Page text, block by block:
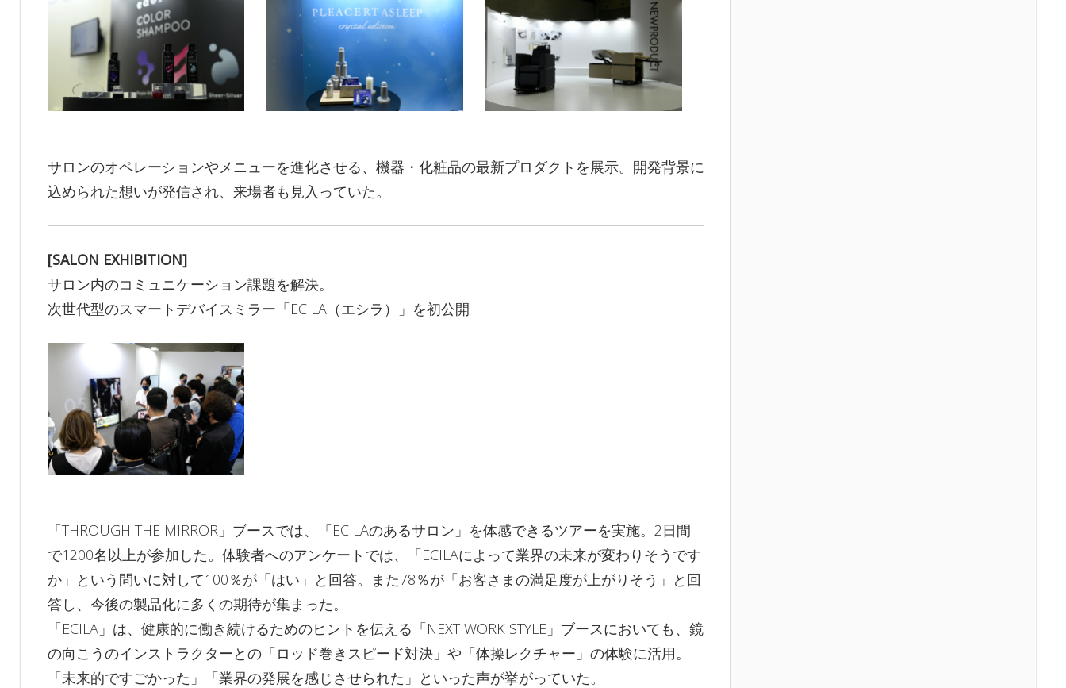
サロンのオペレーションやメニューを進化させる、機器・化粧品の最新プロダクトを展示。開発背景に
込められた想いが発信され、来場者も見入っていた。
[SALON EXHIBITION]
サロン内のコミュニケーション課題を解決。
次世代型のスマートデバイスミラー「ECILA（エシラ）」を初公開
「THROUGH THE MIRROR」ブースでは、「ECILAのあるサロン」を体感できるツアーを実施。2日間
で1200名以上が参加した。体験者へのアンケートでは、「ECILAによって業界の未来が変わりそうです
か」という問いに対して100％が「はい」と回答。また78％が「お客さまの満足度が上がりそう」と回
答し、今後の製品化に多くの期待が集まった。
「ECILA」は、健康的に働き続けるためのヒントを伝える「NEXT WORK STYLE」ブースにおいても、鏡
の向こうのインストラクターとの「ロッド巻きスピード対決」や「体操レクチャー」の体験に活用。
「未来的ですごかった」「業界の発展を感じさせられた」といった声が挙がっていた。